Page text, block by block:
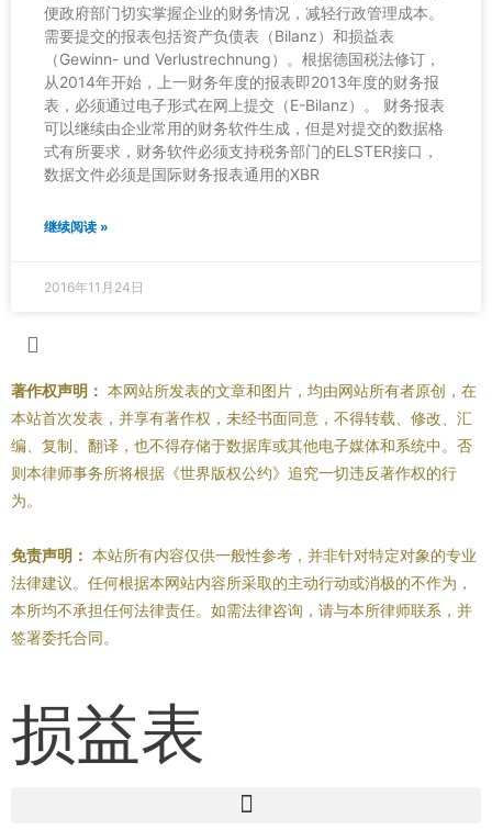
便政府部门切实掌握企业的财务情况，减轻行政管理成本。
需要提交的报表包括资产负债表（Bilanz）和损益表
（Gewinn- und Verlustrechnung）。根据德国税法修订，
从2014年开始，上一财务年度的报表即2013年度的财务报
表，必须通过电子形式在网上提交（E-Bilanz）。 财务报表
可以继续由企业常用的财务软件生成，但是对提交的数据格
式有所要求，财务软件必须支持税务部门的ELSTER接口，
数据文件必须是国际财务报表通用的XBR
继续阅读 »
2016年11月24日
著作权声明： 本网站所发表的文章和图片，均由网站所有者原创，在
本站首次发表，并享有著作权，未经书面同意，不得转载、修改、汇
编、复制、翻译，也不得存储于数据库或其他电子媒体和系统中。否
则本律师事务所将根据《世界版权公约》追究一切违反著作权的行
为。
免责声明： 本站所有内容仅供一般性参考，并非针对特定对象的专业
法律建议。任何根据本网站内容所采取的主动行动或消极的不作为，
本所均不承担任何法律责任。如需法律咨询，请与本所律师联系，并
签署委托合同。
损益表